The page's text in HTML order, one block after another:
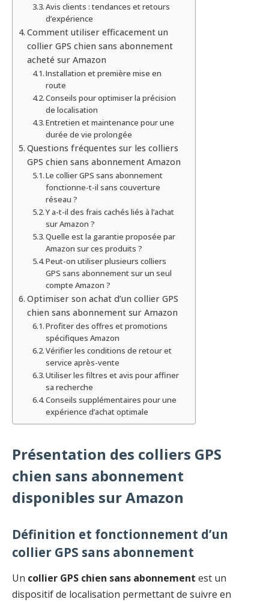
Avis clients : tendances et retours
d’expérience
Comment utiliser efficacement un
collier GPS chien sans abonnement
acheté sur Amazon
Installation et première mise en
route
Conseils pour optimiser la précision
de localisation
Entretien et maintenance pour une
durée de vie prolongée
Questions fréquentes sur les colliers
GPS chien sans abonnement Amazon
Le collier GPS sans abonnement
fonctionne-t-il sans couverture
réseau ?
Y a-t-il des frais cachés liés à l’achat
sur Amazon ?
Quelle est la garantie proposée par
Amazon sur ces produits ?
Peut-on utiliser plusieurs colliers
GPS sans abonnement sur un seul
compte Amazon ?
Optimiser son achat d’un collier GPS
chien sans abonnement sur Amazon
Profiter des offres et promotions
spécifiques Amazon
Vérifier les conditions de retour et
service après-vente
Utiliser les filtres et avis pour affiner
sa recherche
Conseils supplémentaires pour une
expérience d’achat optimale
Présentation des colliers GPS
chien sans abonnement
disponibles sur Amazon
Définition et fonctionnement d’un
collier GPS sans abonnement
Un collier GPS chien sans abonnement est un
dispositif de localisation permettant de suivre en